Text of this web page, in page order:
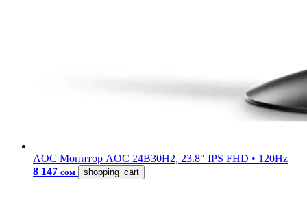
AOC Монитор AOC 24B30H2, 23.8" IPS FHD • 120Hz
8 147 сом shopping_cart